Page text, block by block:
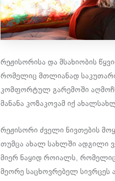
რეჟისორისა და მსახიობის
რომელიც მთლიანად საკუთარი
კომფორტულ გარემოში
მანანა კოზაკოვამ იქ
რეჟისორი ძველი ნივთების
თუმცა ახალ სახლში ადგილი
მიერ ნაყიდ როიალს,
მეორე საცხოვრებელ სივრცეს